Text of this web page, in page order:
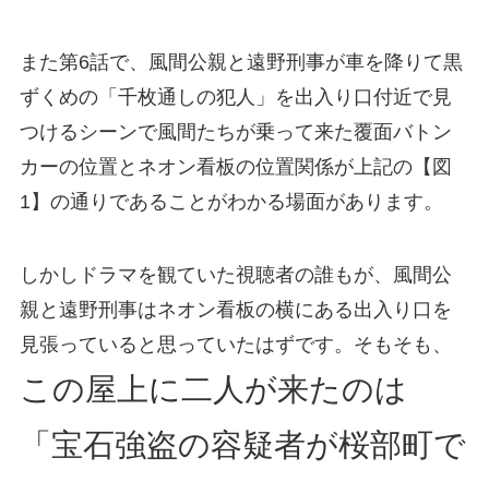
また第6話で、風間公親と遠野刑事が車を降りて黒
ずくめの「千枚通しの犯人」を出入り口付近で見
つけるシーンで風間たちが乗って来た覆面バトン
カーの位置とネオン看板の位置関係が上記の【図
1】の通りであることがわかる場面があります。
しかしドラマを観ていた視聴者の誰もが、風間公
親と遠野刑事はネオン看板の横にある出入り口を
見張っていると思っていたはずです。そもそも、
この屋上に二人が来たのは
「宝石強盗の容疑者が桜部町で